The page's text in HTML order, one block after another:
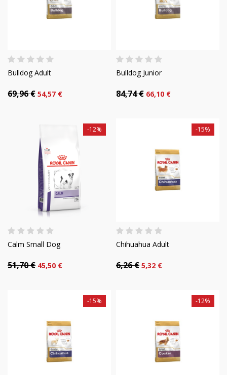
Bulldog Adult
69,96 € 54,57 €
Bulldog Junior
84,74 € 66,10 €
Calm Small Dog
51,70 €
-12%
45,50 €
Chihuahua Adult
6,26 €
-15%
5,32 €
-15% -12%